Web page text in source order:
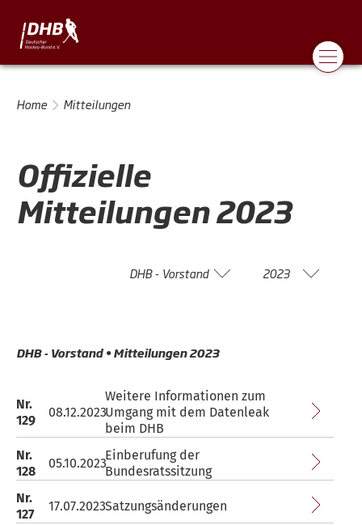
Home Mitteilungen
Offizielle
Mitteilungen2023
DHB - Vorstand 2023
DHB - Vorstand • Mitteilungen 2023
Nr.
129
08.12.2023
Weitere Informationen zum
Umgang mit dem Datenleak
beim DHB
Nr.
128
05.10.2023
Einberufung der
Bundesratssitzung
Nr.
127
17.07.2023Satzungsänderungen